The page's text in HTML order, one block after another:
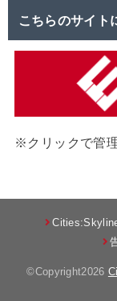
こちらのサイト
※クリックで管
©Copyright2026